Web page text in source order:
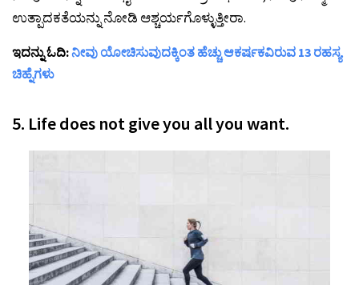
ಉತ್ಪಾದಕತೆಯನ್ನು ನೋಡಿ ಆಶ್ಚರ್ಯಗೊಳ್ಳುತ್ತೀರಾ.
ಇದನ್ನು ಓದಿ:ನೀವು ಯೋಚಿಸುವುದಕ್ಕಿಂತ ಹೆಚ್ಚು ಆಕರ್ಷಕವಿರುವ 13 ರಹಸ್ಯ
ಚಿಹ್ನೆಗಳು
5. Life does not give you all you want.